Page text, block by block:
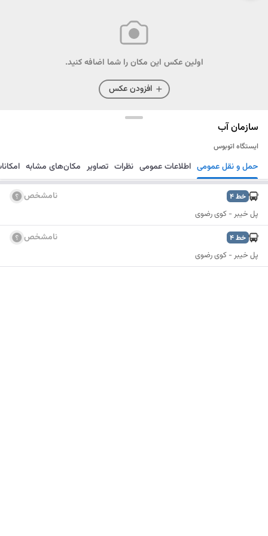
اولین عکس این مکان را شما اضافه کنید.
افزودن عکس
سازمان آب
ایستگاه اتوبوس
مسیریابی ذخیره ارسال حمل و نقل عمومی اطلاعات عمومی نظرات تصاویر مکان‌های مشابه
خط4 نامشخص
پل خیبر - کوی رضوی
خط4 نامشخص
پل خیبر - کوی رضوی